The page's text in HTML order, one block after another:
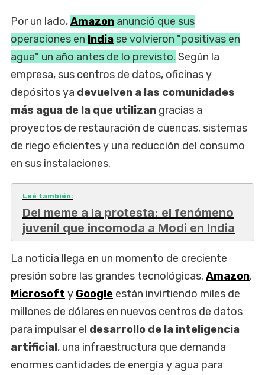
Por un lado,Amazon anunció que sus
operaciones en India se volvieron "positivas en
agua" un año antes de lo previsto. Según la
empresa, sus centros de datos, oficinas y
depósitos ya devuelven a las comunidades
más agua de la que utilizan gracias a
proyectos de restauración de cuencas, sistemas
de riego eficientes y una reducción del consumo
en sus instalaciones.
Leé también:
Del meme a la protesta: el fenómeno
juvenil que incomoda a Modi en India
La noticia llega en un momento de creciente
presión sobre las grandes tecnológicas. Amazon,
Microsoft y Google están invirtiendo miles de
millones de dólares en nuevos centros de datos
para impulsar el desarrollo de la inteligencia
artificial, una infraestructura que demanda
enormes cantidades de energía y agua para